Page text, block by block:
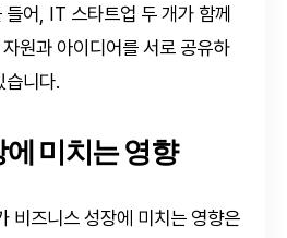
어, IT 스타트업 두 개가 함께
원과 아이디어를 서로 공유하
습니다.
미치는 영향
비즈니스 성장에 미치는 영향은